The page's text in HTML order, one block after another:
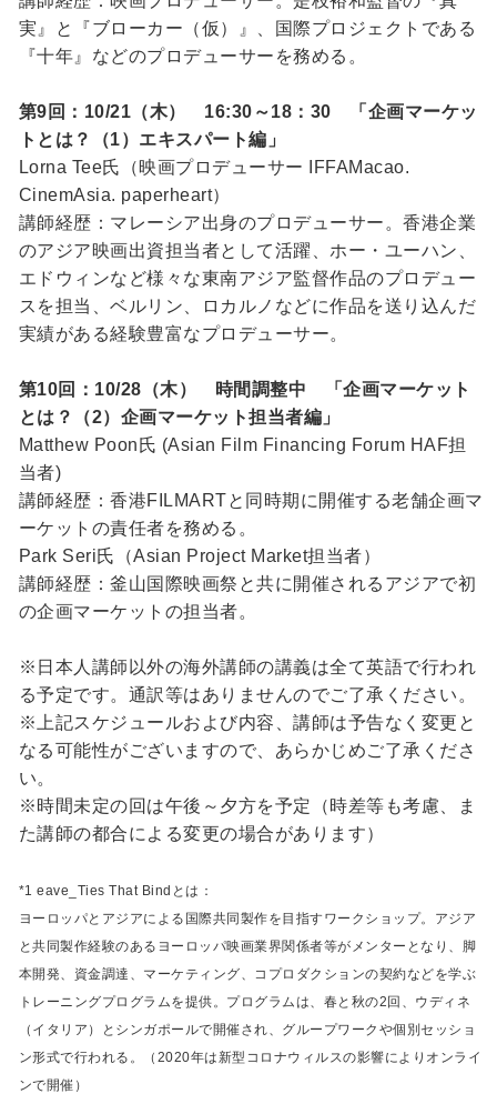
実』と『ブローカー（仮）』、国際プロジェクトである
『十年』などのプロデューサーを務める。
第9回：10/21（木） 16:30～18：30 「企画マーケッ
トとは？（1）エキスパート編」
Lorna Tee氏（映画プロデューサー IFFAMacao.
CinemAsia. paperheart）
講師経歴：マレーシア出身のプロデューサー。香港企業
のアジア映画出資担当者として活躍、ホー・ユーハン、
エドウィンなど様々な東南アジア監督作品のプロデュー
スを担当、ベルリン、ロカルノなどに作品を送り込んだ
実績がある経験豊富なプロデューサー。
第10回：10/28（木） 時間調整中 「企画マーケット
とは？（2）企画マーケット担当者編」
Matthew Poon氏 (Asian Film Financing Forum HAF担
当者)
講師経歴：香港FILMARTと同時期に開催する老舗企画マ
ーケットの責任者を務める。
Park Seri氏（Asian Project Market担当者）
講師経歴：釜山国際映画祭と共に開催されるアジアで初
の企画マーケットの担当者。
※日本人講師以外の海外講師の講義は全て英語で行われ
る予定です。通訳等はありませんのでご了承ください。
※上記スケジュールおよび内容、講師は予告なく変更と
なる可能性がございますので、あらかじめご了承くださ
い。
※時間未定の回は午後～夕方を予定（時差等も考慮、ま
た講師の都合による変更の場合があります）
*1 eave_Ties That Bindとは：
ヨーロッパとアジアによる国際共同製作を目指すワークショップ。アジア
と共同製作経験のあるヨーロッパ映画業界関係者等がメンターとなり、脚
本開発、資金調達、マーケティング、コプロダクションの契約などを学ぶ
トレーニングプログラムを提供。プログラムは、春と秋の2回、ウディネ
（イタリア）とシンガポールで開催され、グループワークや個別セッショ
ン形式で行われる。（2020年は新型コロナウィルスの影響によりオンライ
ンで開催）